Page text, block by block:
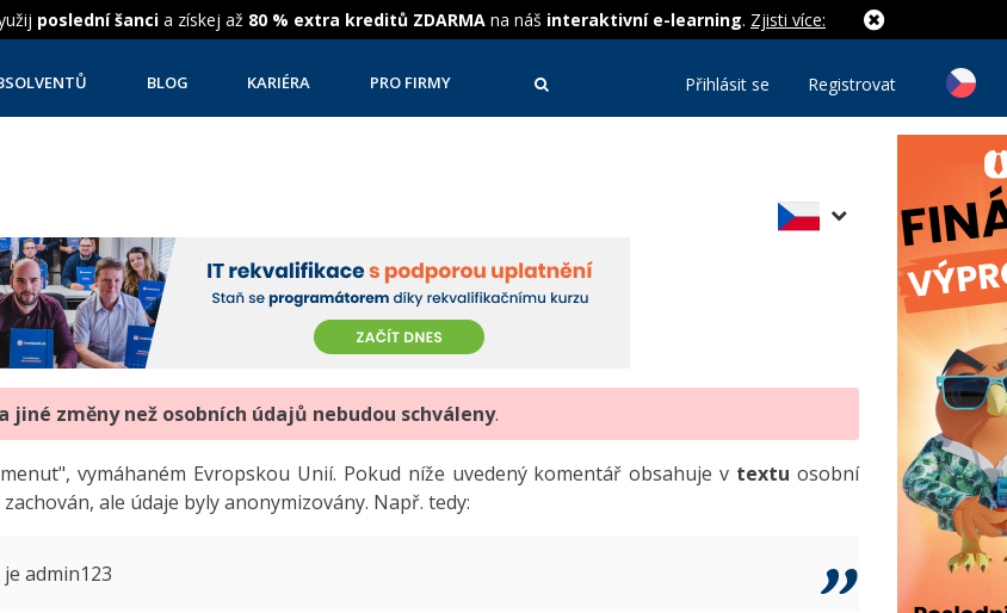
poslední šanci a získej až 80 % extra kreditů ZDARMA na náš interaktivní e-learning. Zjisti více:
BLOG KARIÉRA PRO FIRMY Přihlásit se Registrovat
změny než osobních údajů nebudou schváleny.
vymáhaném Evropskou Unií. Pokud níže uvedený komentář obsahuje v textu osobní
ale údaje byly anonymizovány. Např. tedy:
admin123